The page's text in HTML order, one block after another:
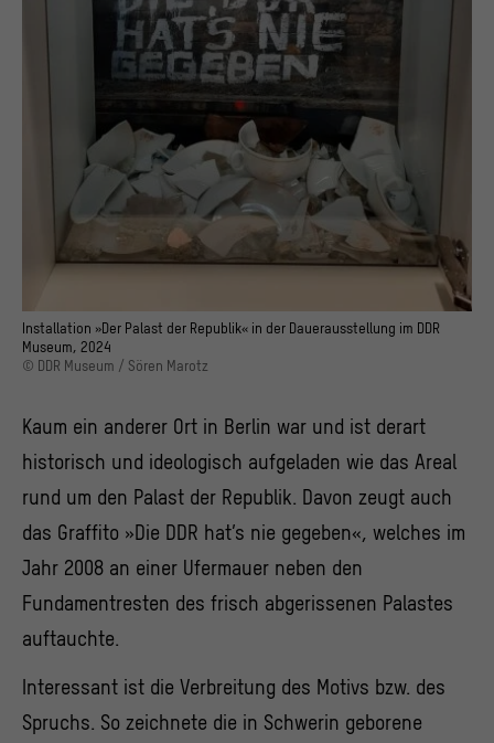
Installation »Der Palast der Republik« in der Dauerausstellung im DDR
Museum, 2024
© DDR Museum / Sören Marotz
Kaum ein anderer Ort in Berlin war und ist derart
historisch und ideologisch aufgeladen wie das Areal
rund um den Palast der Republik. Davon zeugt auch
das Graffito »Die DDR hat’s nie gegeben«, welches im
Jahr 2008 an einer Ufermauer neben den
Fundamentresten des frisch abgerissenen Palastes
auftauchte.
Interessant ist die Verbreitung des Motivs bzw. des
Spruchs. So zeichnete die in Schwerin geborene